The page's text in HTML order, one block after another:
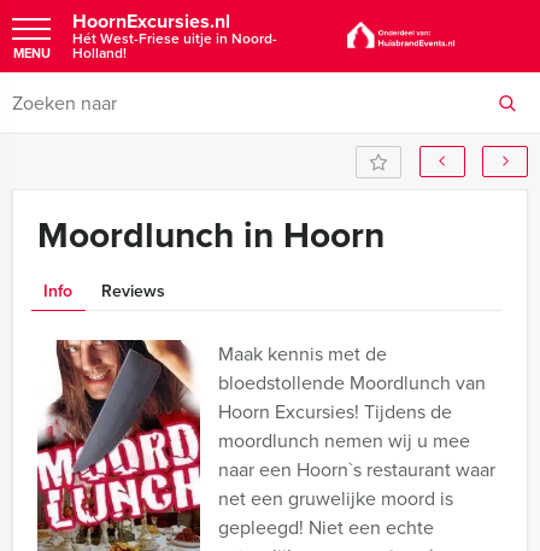
HoornExcursies.nl
Hét West-Friese uitje in Noord-
Holland!
MENU
Moordlunch in Hoorn
Info Reviews
Maak kennis met de
bloedstollende Moordlunch van
Hoorn Excursies! Tijdens de
moordlunch nemen wij u mee
naar een Hoorn`s restaurant waar
net een gruwelijke moord is
gepleegd! Niet een echte